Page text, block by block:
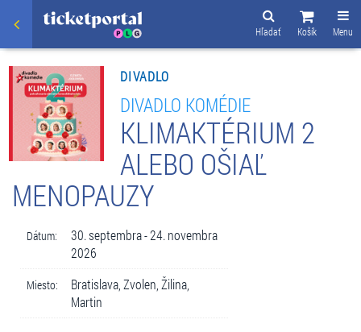
Menu
Košík
Hľadať
DIVADLO
DIVADLO KOMÉDIE
KLIMAKTÉRIUM 2
ALEBO OŠIAĽ
MENOPAUZY
Dátum:
30. septembra - 24. novembra
2026
Miesto:
Bratislava, Zvolen, Žilina,
Martin